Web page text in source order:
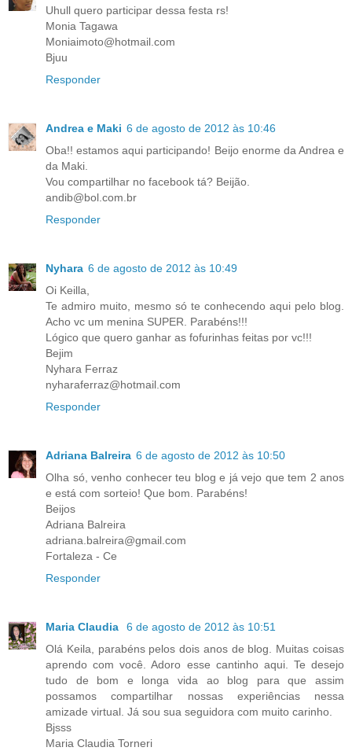
Uhull quero participar dessa festa rs!
Monia Tagawa
Moniaimoto@hotmail.com
Bjuu
Responder
Andrea e Maki 6 de agosto de 2012 às 10:46
Oba!! estamos aqui participando! Beijo enorme da Andrea e
da Maki.
Vou compartilhar no facebook tá? Beijão.
andib@bol.com.br
Responder
Nyhara 6 de agosto de 2012 às 10:49
Oi Keilla,
Te admiro muito, mesmo só te conhecendo aqui pelo blog.
Acho vc um menina SUPER. Parabéns!!!
Lógico que quero ganhar as fofurinhas feitas por vc!!!
Bejim
Nyhara Ferraz
nyharaferraz@hotmail.com
Responder
Adriana Balreira 6 de agosto de 2012 às 10:50
Olha só, venho conhecer teu blog e já vejo que tem 2 anos
e está com sorteio! Que bom. Parabéns!
Beijos
Adriana Balreira
adriana.balreira@gmail.com
Fortaleza - Ce
Responder
Maria Claudia
6 de agosto de 2012 às 10:51
Olá Keila, parabéns pelos dois anos de blog. Muitas coisas
aprendo com você. Adoro esse cantinho aqui. Te desejo
tudo de bom e longa vida ao blog para que assim
possamos compartilhar nossas experiências nessa
amizade virtual. Já sou sua seguidora com muito carinho.
Bjsss
Maria Claudia Torneri